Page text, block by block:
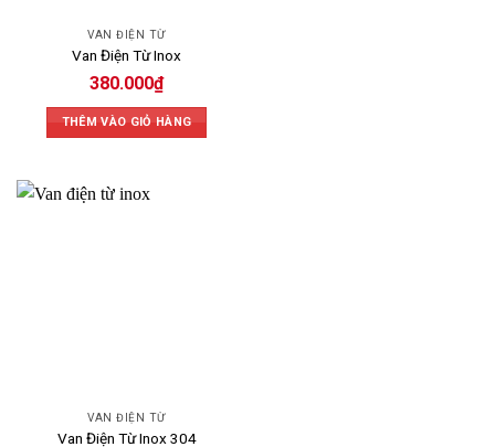
VAN ĐIỆN TỪ
Van Điện Từ Inox
380.000₫
THÊM VÀO GIỎ HÀNG
VAN ĐIỆN TỪ
Van Điện Từ Inox 304